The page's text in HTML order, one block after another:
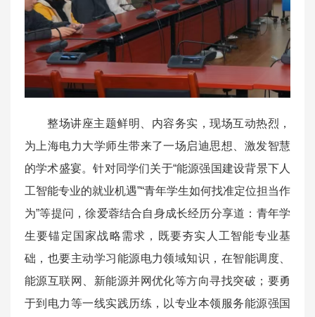
整场讲座主题鲜明、内容务实，现场互动热烈，
为上海电力大学师生带来了一场启迪思想、激发智慧
的学术盛宴。针对同学们关于“能源强国建设背景下人
工智能专业的就业机遇”“青年学生如何找准定位担当作
为”等提问，徐爱蓉结合自身成长经历分享道：青年学
生要锚定国家战略需求，既要夯实人工智能专业基
础，也要主动学习能源电力领域知识，在智能调度、
能源互联网、新能源并网优化等方向寻找突破；要勇
于到电力等一线实践历练，以专业本领服务能源强国